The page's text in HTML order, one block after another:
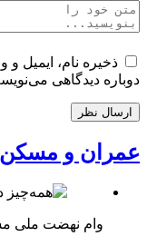
ذخیره نام، ایمیل
دوباره دیدگاهی
عمران و مسکن
وام نهضت ملی مسکن